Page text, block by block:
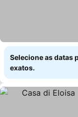
Selecione as datas
exatos.